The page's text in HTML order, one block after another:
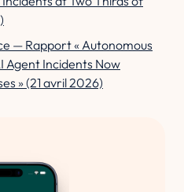
— Rapport « Autonomous
Agent Incidents Now
» (21 avril 2026)